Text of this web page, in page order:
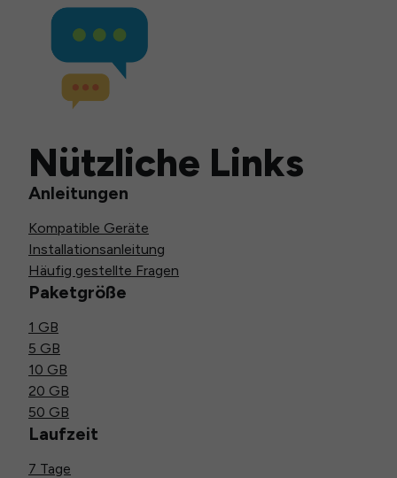
Nützliche Links
Anleitungen
Kompatible Geräte
Installationsanleitung
Häufig gestellte Fragen
Paketgröße
1 GB
5 GB
10 GB
20 GB
50 GB
Laufzeit
7 Tage